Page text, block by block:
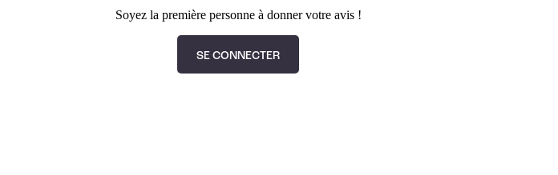
Soyez la première personne à donner votre avis !
SE CONNECTER